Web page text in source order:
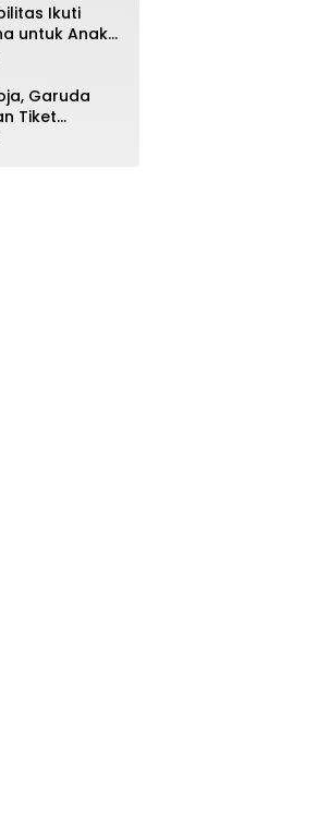
Ikuti
untuk Anak
Sejarah
Garuda
Tiket
Putri 2026